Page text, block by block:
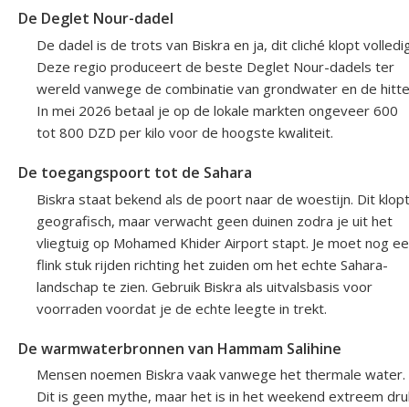
De Deglet Nour-dadel
De dadel is de trots van Biskra en ja, dit cliché klopt
Deze regio produceert de beste Deglet Nour-dadels ter
wereld vanwege de combinatie van grondwater en de
In mei 2026 betaal je op de lokale markten ongeveer 600
tot 800 DZD per kilo voor de hoogste kwaliteit.
De toegangspoort tot de Sahara
Biskra staat bekend als de poort naar de woestijn. Dit klopt
geografisch, maar verwacht geen duinen zodra je uit het
vliegtuig op Mohamed Khider Airport stapt. Je moet nog
flink stuk rijden richting het zuiden om het echte Sahara-
landschap te zien. Gebruik Biskra als uitvalsbasis voor
voorraden voordat je de echte leegte in trekt.
De warmwaterbronnen van Hammam Salihine
Mensen noemen Biskra vaak vanwege het thermale water.
Dit is geen mythe, maar het is in het weekend extreem